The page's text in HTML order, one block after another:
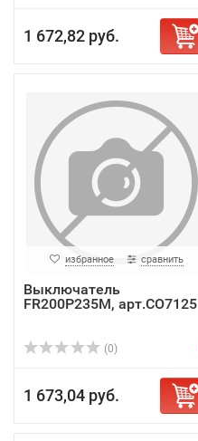
1 672,82 руб.
избранное сравнить
Выключатель
FR200P235M, арт.CO7125
(0)
1 673,04 руб.